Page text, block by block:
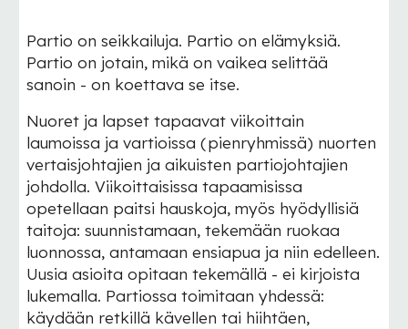
Partio on seikkailuja. Partio on elämyksiä.
Partio on jotain, mikä on vaikea selittää
sanoin - on koettava se itse.
Nuoret ja lapset tapaavat viikoittain
laumoissa ja vartioissa (pienryhmissä) nuorten
vertaisjohtajien ja aikuisten partiojohtajien
johdolla. Viikoittaisissa tapaamisissa
opetellaan paitsi hauskoja, myös hyödyllisiä
taitoja: suunnistamaan, tekemään ruokaa
luonnossa, antamaan ensiapua ja niin edelleen.
Uusia asioita opitaan tekemällä - ei kirjoista
lukemalla. Partiossa toimitaan yhdessä:
käydään retkillä kävellen tai hiihtäen,